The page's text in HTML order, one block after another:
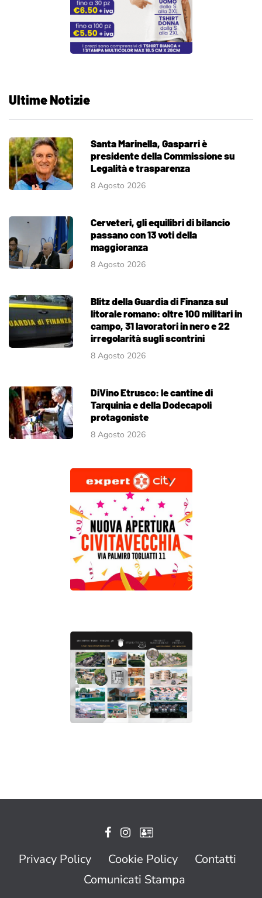
Ultime Notizie
Santa Marinella, Gasparri è
presidente della Commissione su
Legalità e trasparenza
8 Agosto 2026
Cerveteri, gli equilibri di bilancio
passano con 13 voti della
maggioranza
8 Agosto 2026
Blitz della Guardia di Finanza sul
litorale romano: oltre 100 militari in
campo, 31 lavoratori in nero e 22
irregolarità sugli scontrini
8 Agosto 2026
DiVino Etrusco: le cantine di
Tarquinia e della Dodecapoli
protagoniste
8 Agosto 2026
Privacy Policy Cookie Policy
Contatti
Comunicati Stampa